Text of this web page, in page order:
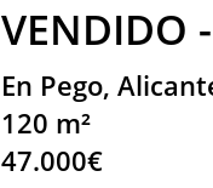
VENDIDO
En Pego,
120 m²
47.000€